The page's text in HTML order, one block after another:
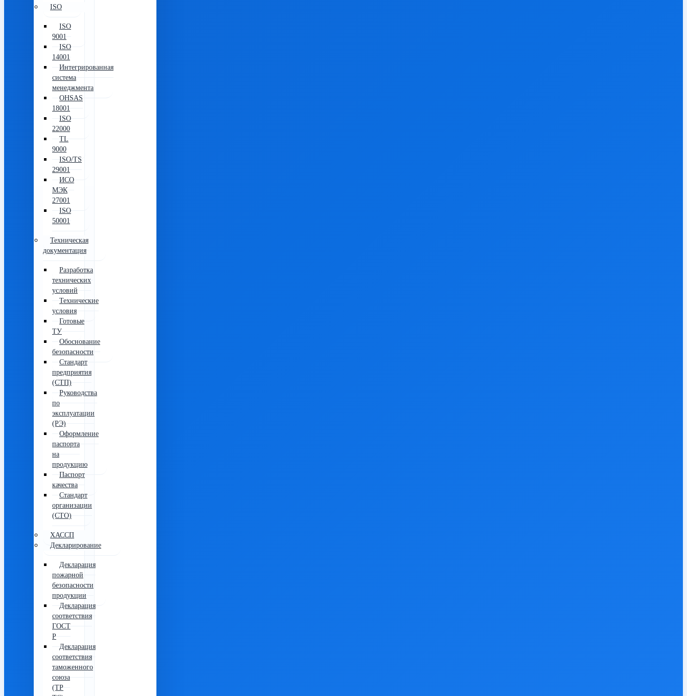
ISO
ISO
9001
ISO
14001
Интегрированная
система
менеджмента
OHSAS
18001
ISO
22000
TL
9000
ISO/TS
29001
ИСО
МЭК
27001
ISO
50001
Техническая
документация
Разработка
технических
условий
Технические
условия
Готовые
ТУ
Обоснование
безопасности
Стандарт
предприятия
(СТП)
Руководства
по
эксплуатации
(РЭ)
Оформление
паспорта
на
продукцию
Паспорт
качества
Стандарт
организации
(СТО)
ХАССП
Декларирование
Декларация
пожарной
безопасности
продукции
Декларация
соответствия
ГОСТ
Р
Декларация
соответствия
таможенного
союза
(ТР